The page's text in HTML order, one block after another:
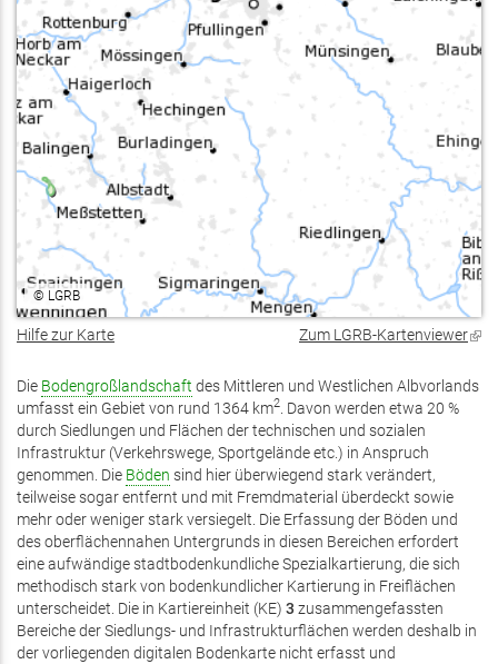
© LGRB
Hilfe zur Karte Zum LGRB-Kartenviewer
Die Bodengroßlandschaft des Mittleren und Westlichen Albvorlands
umfasst ein Gebiet von rund 1364 km2. Davon werden etwa 20 %
durch Siedlungen und Flächen der technischen und sozialen
Infrastruktur (Verkehrswege, Sportgelände etc.) in Anspruch
genommen. Die Böden sind hier überwiegend stark verändert,
teilweise sogar entfernt und mit Fremdmaterial überdeckt sowie
mehr oder weniger stark versiegelt. Die Erfassung der Böden und
des oberflächennahen Untergrunds in diesen Bereichen erfordert
eine aufwändige stadtbodenkundliche Spezialkartierung, die sich
methodisch stark von bodenkundlicher Kartierung in Freiflächen
unterscheidet. Die in Kartiereinheit (KE) 3 zusammengefassten
Bereiche der Siedlungs- und Infrastrukturflächen werden deshalb in
der vorliegenden digitalen Bodenkarte nicht erfasst und